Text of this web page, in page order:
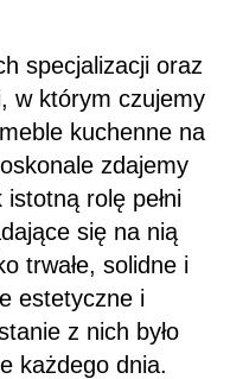
specjalizacji oraz
w którym czujemy
kuchenne na
zdajemy
rolę pełni
się na nią
trwałe, solidne i
estetyczne i
z nich było
każdego dnia.